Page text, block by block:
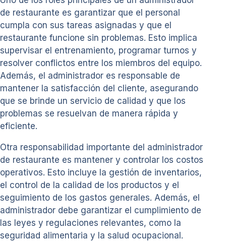
de restaurante es garantizar que el personal
cumpla con sus tareas asignadas y que el
restaurante funcione sin problemas. Esto implica
supervisar el entrenamiento, programar turnos y
resolver conflictos entre los miembros del equipo.
Además, el administrador es responsable de
mantener la satisfacción del cliente, asegurando
que se brinde un servicio de calidad y que los
problemas se resuelvan de manera rápida y
eficiente.
Otra responsabilidad importante del administrador
de restaurante es mantener y controlar los costos
operativos. Esto incluye la gestión de inventarios,
el control de la calidad de los productos y el
seguimiento de los gastos generales. Además, el
administrador debe garantizar el cumplimiento de
las leyes y regulaciones relevantes, como la
seguridad alimentaria y la salud ocupacional.